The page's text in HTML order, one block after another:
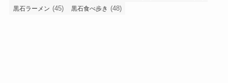
黒石ラーメン (45) 黒石食べ歩き (48)